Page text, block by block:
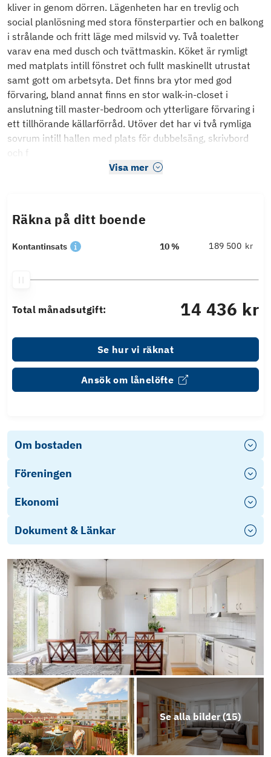
kliver in genom dörren. Lägenheten har en trevlig och
social planlösning med stora fönsterpartier och en balkong
i strålande och fritt läge med milsvid vy. Två toaletter
varav ena med dusch och tvättmaskin. Köket är rymligt
med matplats intill fönstret och fullt maskinellt utrustat
samt gott om arbetsyta. Det finns bra ytor med god
förvaring, bland annat finns en stor walk-in-closet i
anslutning till master-bedroom och ytterligare förvaring i
ett tillhörande källarförråd. Utöver det har vi två rymliga
sovrum intill hallen med plats för dubbelsäng, skrivbord
och f
Visa mer
Räkna på ditt boende
Kontantinsats 10 % kr
Total månadsutgift: 14 436 kr
Se hur vi räknat
Ansök om lånelöfte
Om bostaden
Föreningen
Ekonomi
Dokument & Länkar
Energideklaration
Brf Astrakan Stadgar 2024
Årsredovisning 2025
Brf Astrakan Årsredovisning 2025
Objektsbeskrivning
Se alla bilder (15)